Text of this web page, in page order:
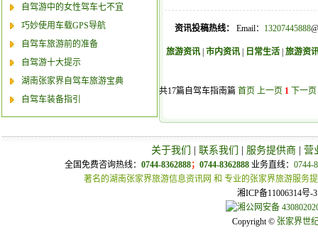
自驾游中的女性驾车七不宜
巧妙使用车载GPS导航
自驾车旅游前的准备
自驾游十大提示
湖南张家界自驾车旅游宝典
自驾车装备指引
资讯投稿热线： Email： 13207445888
旅游资讯 市内资讯 日常生活 旅游资
共17篇自驾车指南篇 首页 上一页 1 下一页
关于我们 联系我们 服务提供商| 营
全国免费咨询热线： 0744-8362888； 0744-8362888业务直线： 0744-
著名的湖南张家界旅游信息资讯网 和 专业的张家界旅游服务
湘ICP备11006314号-
湘公网安备
Copyright © 张家界世